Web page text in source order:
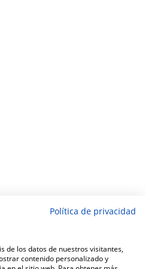
Política de privacidad
de los datos de nuestros visitantes,
contenido personalizado y